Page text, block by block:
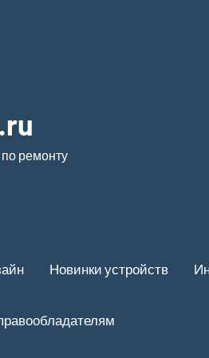
ремонту
Новинки устройств